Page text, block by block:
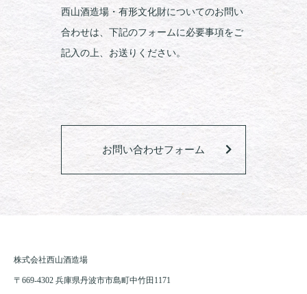
西山酒造場・有形文化財についてのお問い
合わせは、下記のフォームに必要事項をご
記入の上、お送りください。
お問い合わせフォーム
株式会社西山酒造場
〒669-4302 兵庫県丹波市市島町中竹田1171